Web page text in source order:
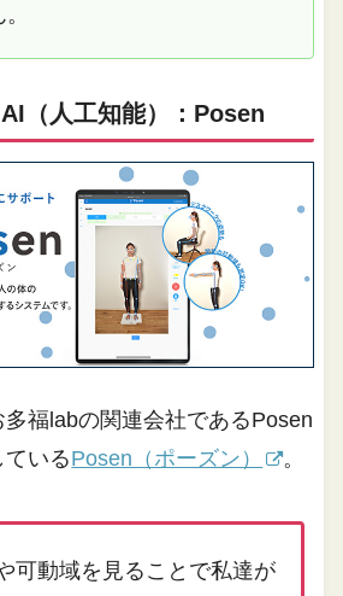
（人工知能）：Posen
福labの関連会社であるPosen
いるPosen（ポーズン） 。
可動域を見ることで私達が